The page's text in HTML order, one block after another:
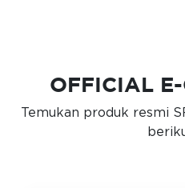
OFFICIAL
Temukan produk resmi